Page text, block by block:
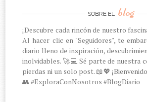
SOBRE EL blog
¡Descubre cada rincón de nuestro
Al hacer clic en "Seguidores", te
diario lleno de inspiración,
inolvidables. 🚀💻 Sé parte de nuestra
pierdas ni un solo post. 📖💖
👥 #ExploraConNosotros #BlogDiario